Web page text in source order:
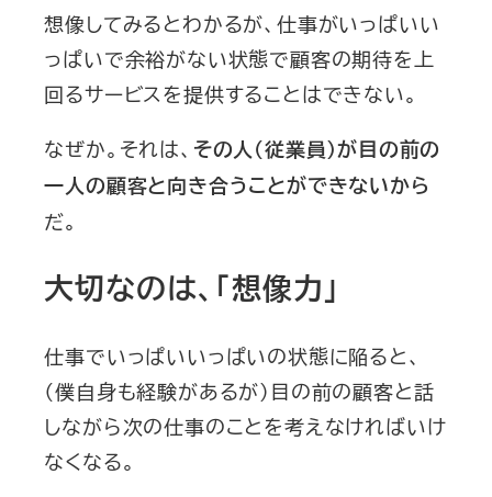
想像してみるとわかるが、仕事がいっぱいい
っぱいで余裕がない状態で顧客の期待を上
回るサービスを提供することはできない。
なぜか。それは、 その人（従業員）が目の前の
一人の顧客と向き合うことができないから
だ。
大切なのは、「想像力」
仕事でいっぱいいっぱいの状態に陥ると、
（僕自身も経験があるが）目の前の顧客と話
しながら次の仕事のことを考えなければいけ
なくなる。